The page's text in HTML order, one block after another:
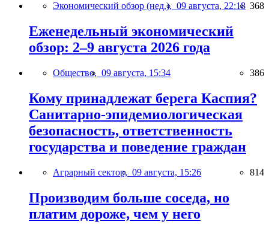
Экономический обзор (нед.), 09 августа, 22:18 368
Еженедельный экономический
обзор: 2–9 августа 2026 года
Общество, 09 августа, 15:34 386
Кому принадлежат берега Каспия?
Санитарно-эпидемиологическая
безопасность, ответственность
государства и поведение граждан
Аграрный сектор, 09 августа, 15:26 814
Производим больше соседа, но
платим дороже, чем у него